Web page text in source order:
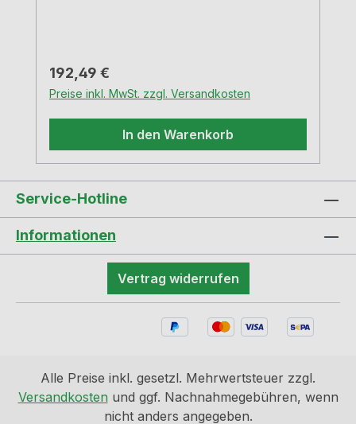
500 mmWanddurchbruch-Ø: ca. 155
mmBlower-Door zertifiziert (notwendiger
Öffnungsdruck >65 Pa)VIDEO
Regulärer Preis:
192,49 €
Preise inkl. MwSt. zzgl. Versandkosten
In den Warenkorb
Service-Hotline
Informationen
Vertrag widerrufen
Alle Preise inkl. gesetzl. Mehrwertsteuer zzgl.
Versandkosten und ggf. Nachnahmegebühren, wenn
nicht anders angegeben.